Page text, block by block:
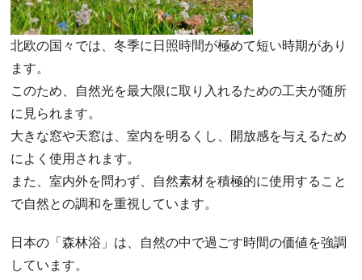
北欧の国々では、冬季に日照時間が極めて短い時期があり
ます。
このため、自然光を最大限に取り入れるための工夫が随所
に見られます。
大きな窓や天窓は、室内を明るくし、開放感を与えるため
によく使用されます。
また、室内外を問わず、自然素材を積極的に使用すること
で自然との調和を重視しています。
日本の「森林浴」は、自然の中で過ごす時間の価値を強調
しています。